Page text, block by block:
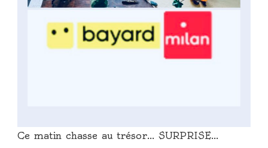
Ce matin chasse au trésor… SURPRISE…